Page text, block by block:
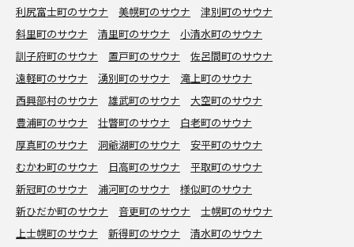
利尻富士町のサウナ
美幌町のサウナ
津別町のサウナ
斜里町のサウナ
清里町のサウナ
小清水町のサウナ
訓子府町のサウナ
置戸町のサウナ
佐呂間町のサウナ
遠軽町のサウナ
湧別町のサウナ
滝上町のサウナ
西興部村のサウナ
雄武町のサウナ
大空町のサウナ
豊浦町のサウナ
壮瞥町のサウナ
白老町のサウナ
厚真町のサウナ
洞爺湖町のサウナ
安平町のサウナ
むかわ町のサウナ
日高町のサウナ
平取町のサウナ
新冠町のサウナ
浦河町のサウナ
様似町のサウナ
新ひだか町のサウナ
音更町のサウナ
士幌町のサウナ
上士幌町のサウナ
新得町のサウナ
清水町のサウナ